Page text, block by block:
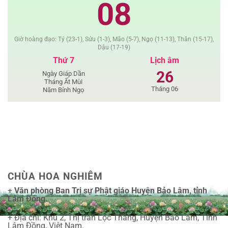
08
Giờ hoàng đạo: Tý (23-1), Sửu (1-3), Mão (5-7), Ngọ (11-13), Thân (15-17),
Dậu (17-19)
Thứ 7
Ngày Giáp Dần
Tháng Ất Mùi
Năm Bính Ngọ
Lịch âm
26
Tháng 06
CHÙA HOA NGHIÊM
+Văn phòng Ban Trị sự Phật giáo Huyện Bảo Lâm, tỉnh
Lâm Đồng.
+ Địa chỉ: Khu 2, Thị trấn Lộc Thắng, Huyện Bảo Lâm, Tỉnh
Lâm Đồng, Việt Nam.